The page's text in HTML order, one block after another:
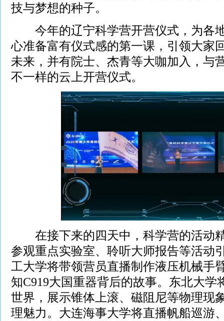
技与梦想的种子。
今年的辽宁科学营开营仪式，为各
心准备富有仪式感的第一课，引领大家
未来，并有院士、杰青等大咖加入，与
不一样的云上开营仪式。
在接下来的四天中，科学营的活动
参观重点实验室、聆听大师报告等活动
工大学将带领营员直播制作液压机械手
知C919大国重器背后的故事。东北大学
世界，展示锥体上滚、磁阻尼等物理现
理魅力。大连海事大学将直播帆船巡游